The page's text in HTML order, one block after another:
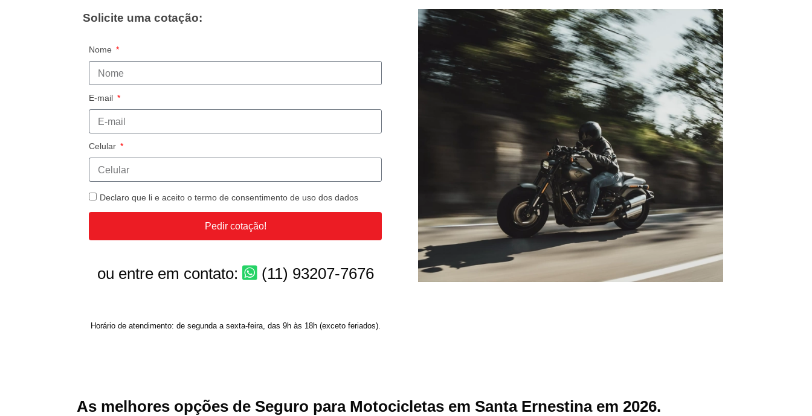
Solicite uma cotação:
Nome
E-mail
Celular
Declaro que li e aceito o termo de consentimento de uso dos dados
Pedir cotação!
ou entre em contato: (11) 93207-7676
Horário de atendimento: de segunda a sexta-feira, das 9h às 18h (exceto feriados).
As melhores opções de Seguro para Motocicletas em Santa Ernestina em 2026.